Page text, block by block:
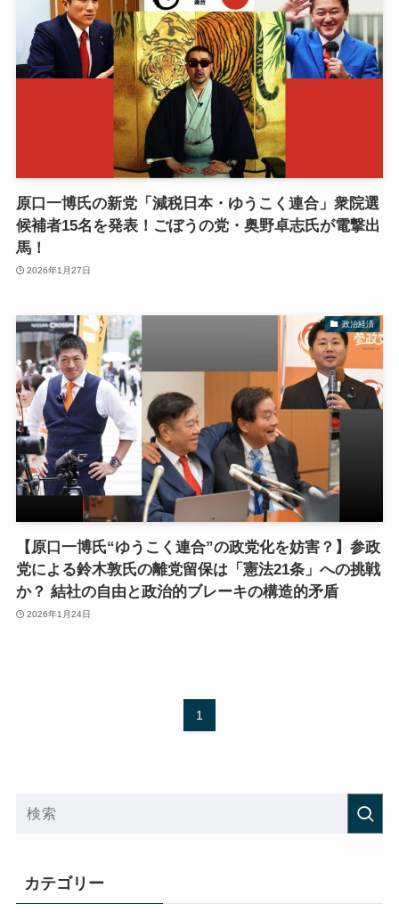
原口一博氏の新党「減税日本・ゆうこく連合」衆院選
候補者15名を発表！ごぼうの党・奥野卓志氏が電撃出
馬！
2026年1月27日
政治経済
【原口一博氏“ゆうこく連合”の政党化を妨害？】参政
党による鈴木敦氏の離党留保は「憲法21条」への挑戦
か？ 結社の自由と政治的ブレーキの構造的矛盾
2026年1月24日
1
カテゴリー